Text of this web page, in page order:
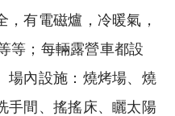
有電磁爐，冷暖氣，
等；每輛露營車都設
場內設施：燒烤場、燒
手間、搖搖床、矖太陽